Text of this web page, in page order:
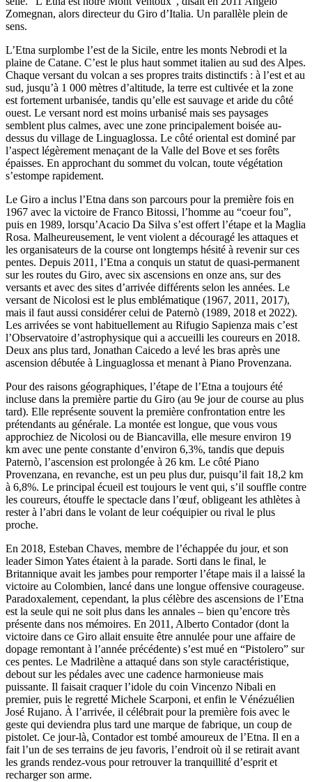
Zomegnan, alors directeur du Giro d’Italia. Un parallèle plein de
sens.
L’Etna surplombe l’est de la Sicile, entre les monts Nebrodi et la
plaine de Catane. C’est le plus haut sommet italien au sud des Alpes.
Chaque versant du volcan a ses propres traits distinctifs : à l’est et au
sud, jusqu’à 1 000 mètres d’altitude, la terre est cultivée et la zone
est fortement urbanisée, tandis qu’elle est sauvage et aride du côté
ouest. Le versant nord est moins urbanisé mais ses paysages
semblent plus calmes, avec une zone principalement boisée au-
dessus du village de Linguaglossa. Le côté oriental est dominé par
l’aspect légèrement menaçant de la Valle del Bove et ses forêts
épaisses. En approchant du sommet du volcan, toute végétation
s’estompe rapidement.
Le Giro a inclus l’Etna dans son parcours pour la première fois en
1967 avec la victoire de Franco Bitossi, l’homme au “coeur fou”,
puis en 1989, lorsqu’Acacio Da Silva s’est offert l’étape et la Maglia
Rosa. Malheureusement, le vent violent a découragé les attaques et
les organisateurs de la course ont longtemps hésité à revenir sur ces
pentes. Depuis 2011, l’Etna a conquis un statut de quasi-permanent
sur les routes du Giro, avec six ascensions en onze ans, sur des
versants et avec des sites d’arrivée différents selon les années. Le
versant de Nicolosi est le plus emblématique (1967, 2011, 2017),
mais il faut aussi considérer celui de Paternò (1989, 2018 et 2022).
Les arrivées se vont habituellement au Rifugio Sapienza mais c’est
l’Observatoire d’astrophysique qui a accueilli les coureurs en 2018.
Deux ans plus tard, Jonathan Caicedo a levé les bras après une
ascension débutée à Linguaglossa et menant à Piano Provenzana.
Pour des raisons géographiques, l’étape de l’Etna a toujours été
incluse dans la première partie du Giro (au 9e jour de course au plus
tard). Elle représente souvent la première confrontation entre les
prétendants au générale. La montée est longue, que vous vous
approchiez de Nicolosi ou de Biancavilla, elle mesure environ 19
km avec une pente constante d’environ 6,3%, tandis que depuis
Paternò, l’ascension est prolongée à 26 km. Le côté Piano
Provenzana, en revanche, est un peu plus dur, puisqu’il fait 18,2 km
à 6,8%. Le principal écueil est toujours le vent qui, s’il souffle contre
les coureurs, étouffe le spectacle dans l’œuf, obligeant les athlètes à
rester à l’abri dans le volant de leur coéquipier ou rival le plus
proche.
En 2018, Esteban Chaves, membre de l’échappée du jour, et son
leader Simon Yates étaient à la parade. Sorti dans le final, le
Britannique avait les jambes pour remporter l’étape mais il a laissé la
victoire au Colombien, lancé dans une longue offensive courageuse.
Paradoxalement, cependant, la plus célèbre des ascensions de l’Etna
est la seule qui ne soit plus dans les annales – bien qu’encore très
présente dans nos mémoires. En 2011, Alberto Contador (dont la
victoire dans ce Giro allait ensuite être annulée pour une affaire de
dopage remontant à l’année précédente) s’est mué en “Pistolero” sur
ces pentes. Le Madrilène a attaqué dans son style caractéristique,
debout sur les pédales avec une cadence harmonieuse mais
puissante. Il faisait craquer l’idole du coin Vincenzo Nibali en
premier, puis le regretté Michele Scarponi, et enfin le Vénézuélien
José Rujano. À l’arrivée, il célébrait pour la première fois avec le
geste qui deviendra plus tard une marque de fabrique, un coup de
pistolet. Ce jour-là, Contador est tombé amoureux de l’Etna. Il en a
fait l’un de ses terrains de jeu favoris, l’endroit où il se retirait avant
les grands rendez-vous pour retrouver la tranquillité d’esprit et
recharger son arme.